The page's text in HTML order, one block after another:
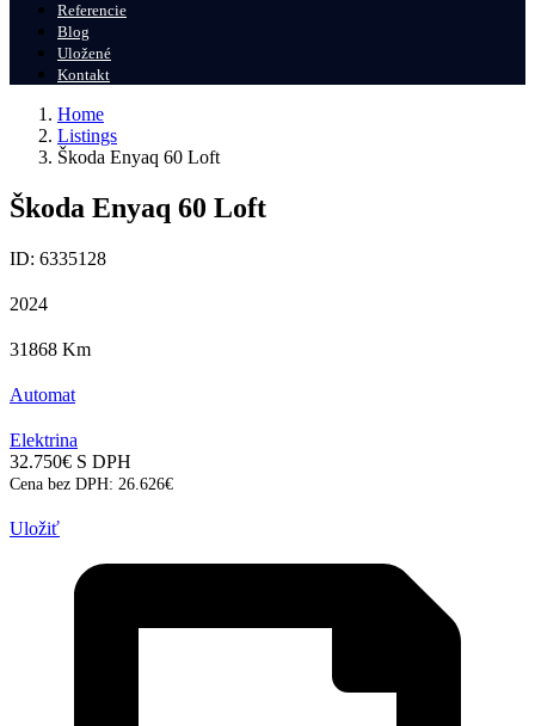
Referencie
Blog
Uložené
Kontakt
Home
Listings
Škoda Enyaq 60 Loft
Škoda Enyaq 60 Loft
ID: 6335128
2024
31868 Km
Automat
Elektrina
32.750€ S DPH
Cena bez DPH: 26.626€
Uložiť